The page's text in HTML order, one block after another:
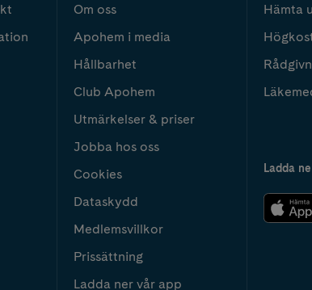
Om oss
Apohem i media
Hållbarhet
Club Apohem
Utmärkelser & priser
Jobba hos oss
Cookies
Dataskydd
Medlemsvillkor
Prissättning
Ladda ner vår app
Hämta
Ladda